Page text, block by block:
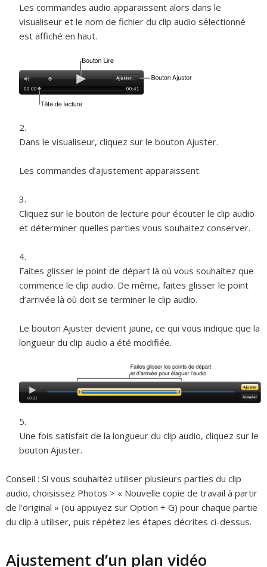
Les commandes audio apparaissent alors dans le
visualiseur et le nom de fichier du clip audio sélectionné
est affiché en haut.
Dans le visualiseur, cliquez sur le bouton Ajuster.
Les commandes d’ajustement apparaissent.
Cliquez sur le bouton de lecture pour écouter le clip audio
et déterminer quelles parties vous souhaitez conserver.
Faites glisser le point de départ là où vous souhaitez que
commence le clip audio. De même, faites glisser le point
d’arrivée là où doit se terminer le clip audio.
Le bouton Ajuster devient jaune, ce qui vous indique que la
longueur du clip audio a été modifiée.
Une fois satisfait de la longueur du clip audio, cliquez sur le
bouton Ajuster.
Conseil : Si vous souhaitez utiliser plusieurs parties du clip
audio, choisissez Photos > « Nouvelle copie de travail à partir
de l’original » (ou appuyez sur Option + G) pour chaque partie
du clip à utiliser, puis répétez les étapes décrites ci-dessus.
Ajustement d’un plan vidéo